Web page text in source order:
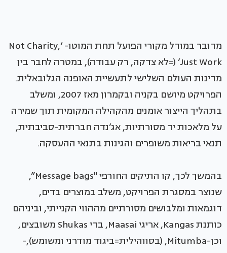
מדובר במודל מקורי הפועל תחת המוטו- ‘Not Charity,
Just Work’ (=לא צדקה, רק עבודה), במטרה לחבר בין
מדינות העולם השלישי לתעשיית האופנה הגלובאלית.
הפרויקט מיושם בקניה ובקמרון מאז 2007, ומשלב
בתהליך הייצור אומנים מהקהילה המקומית תוך שמירה
על מלאכות יד מסורתיות, אג’נדה חברתית-סביבתית,
תנאי בריאות משופרים והגינות בתנאי ההעסקה.
בהמשך לכך, קו התיקים החורפי "Message bags”,
שנוצר במסגרת הפרויקט, משלב במוצרים בדים,
דוגמאות ומלבושים מסורתיים מההווי הקנייתי, וביניהם
כותנת Kangas, אריגי Maasai, בדי Shukas משובצים,
וכן-Mitumba, (בסווהילית=ביגוד מודרני ומשומש),-